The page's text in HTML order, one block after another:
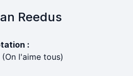
Reedus
:
l'aime tous)